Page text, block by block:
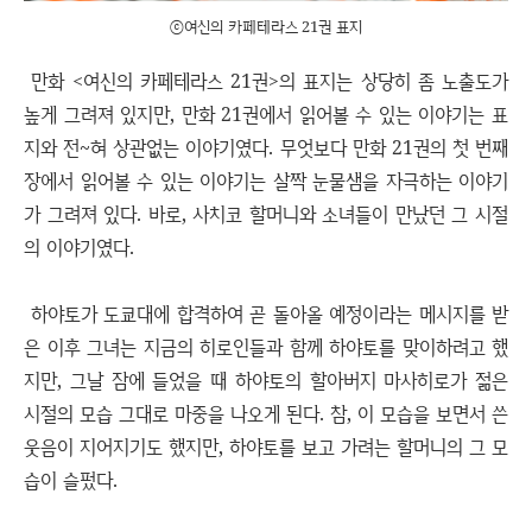
ⓒ여신의 카페테라스 21권 표지
만화 <여신의 카페테라스 21권>의 표지는 상당히 좀 노출도가
높게 그려져 있지만, 만화 21권에서 읽어볼 수 있는 이야기는 표
지와 전~혀 상관없는 이야기였다. 무엇보다 만화 21권의 첫 번째
장에서 읽어볼 수 있는 이야기는 살짝 눈물샘을 자극하는 이야기
가 그려져 있다. 바로, 사치코 할머니와 소녀들이 만났던 그 시절
의 이야기였다.
하야토가 도쿄대에 합격하여 곧 돌아올 예정이라는 메시지를 받
은 이후 그녀는 지금의 히로인들과 함께 하야토를 맞이하려고 했
지만, 그날 잠에 들었을 때 하야토의 할아버지 마사히로가 젊은
시절의 모습 그대로 마중을 나오게 된다. 참, 이 모습을 보면서 쓴
웃음이 지어지기도 했지만, 하야토를 보고 가려는 할머니의 그 모
습이 슬펐다.